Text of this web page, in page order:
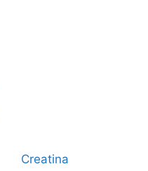
Creatina